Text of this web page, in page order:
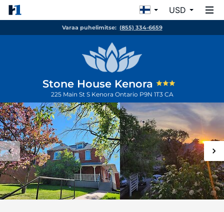
USD
Varaa puhelimitse: (855) 334-6659
Stone House Kenora
225 Main St S Kenora Ontario P9N 1T3 CA